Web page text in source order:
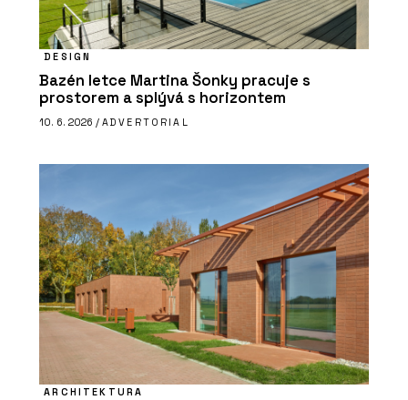
DESIGN
Bazén letce Martina Šonky pracuje s
prostorem a splývá s horizontem
10. 6. 2026 / ADVERTORIAL
ARCHITEKTURA